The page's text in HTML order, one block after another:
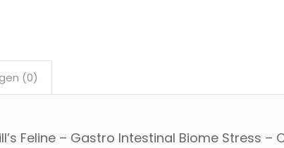
(0)
Feline – Gastro Intestinal Biome Stress –